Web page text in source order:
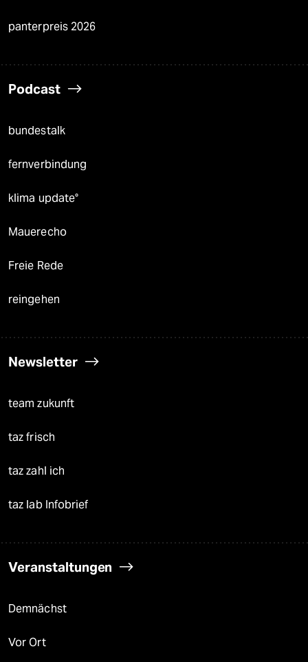
panterpreis 2026
Podcast
bundestalk
fernverbindung
klima update°
Mauerecho
Freie Rede
reingehen
Newsletter
team zukunft
taz frisch
taz zahl ich
taz lab Infobrief
Veranstaltungen
Demnächst
Vor Ort